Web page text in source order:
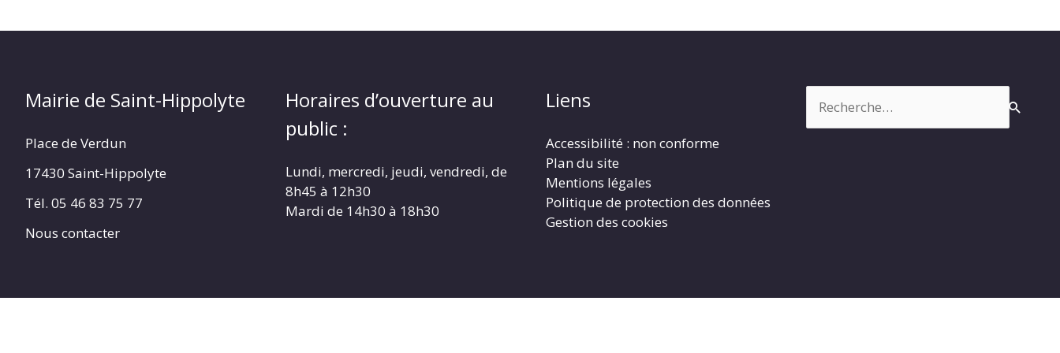
Mairie de Saint-Hippolyte
Place de Verdun
17430 Saint-Hippolyte
Tél. 05 46 83 75 77
Nous contacter
Horaires d’ouverture au
public :
Lundi, mercredi, jeudi, vendredi, de
8h45 à 12h30
Mardi de 14h30 à 18h30
Liens
Accessibilité : non conforme
Plan du site
Mentions légales
Politique de protection des données
Gestion des cookies